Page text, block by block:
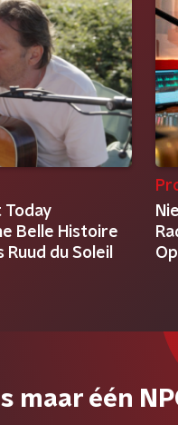
Today
Belle Histoire
du Soleil
Op
maar één